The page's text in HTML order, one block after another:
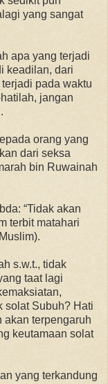
yang sangat
apa yang terjadi
keadilan, dari
pada waktu
jangan
orang yang
dari seksa
bin Ruwainah
“Tidak akan
terbit matahari
s.w.t., tidak
taat lagi
solat Subuh? Hati
akan terpengaruh
keutamaan solat
yang terkandung